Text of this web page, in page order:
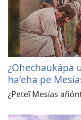
¿Ohechaukápa
haʼeha pe
¿Peteĩ Mesías